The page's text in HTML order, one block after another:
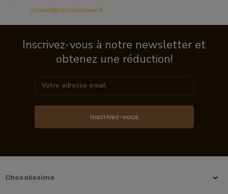
contact@chocolissimo.fr
Inscrivez-vous à notre newsletter et
obtenez une réduction!
Inscrivez-vous
Chocolissimo